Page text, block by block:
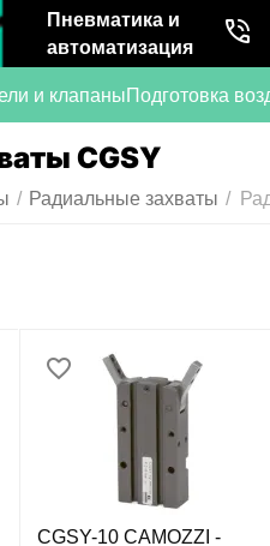
Пневматика и
автоматизация
и клапаныПодготовка
CGSY
/ Радиальные захваты /
CGSY-10 CAMOZZI -